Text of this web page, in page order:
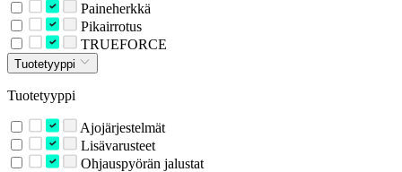
Paineherkkä
Pikairrotus
TRUEFORCE
Tuotetyyppi
Tuotetyyppi
Ajojärjestelmät
Lisävarusteet
Ohjauspyörän jalustat